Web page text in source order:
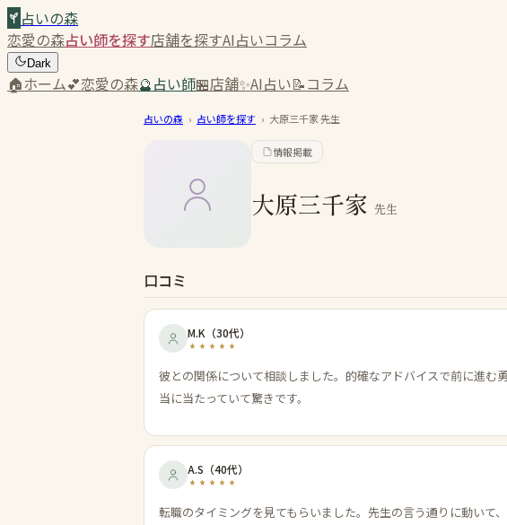
占いの森
恋愛の森占い師を探す店舗を探すAI占いコラム
Dark
🏠ホーム💕恋愛の森🔮占い師🏪店舗✨AI占い📝コラム
占いの森 › 占い師を探す › 大原三千家先生
情報掲載
大原三千家 先生
口コミ
M.K （30代）
彼との関係について相談しました。的確なアドバイスで前に進む
当に当たっていて驚きです。
A.S （40代）
転職のタイミングを見てもらいました。先生の言う通りに動いて